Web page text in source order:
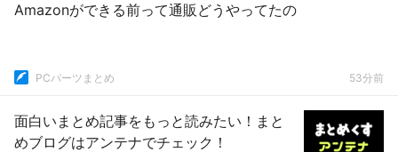
Amazonができる前って通販どうやってたの
PCパーツまとめ 53分前
面白いまとめ記事をもっと読みたい！まと
めブログはアンテナでチェック！